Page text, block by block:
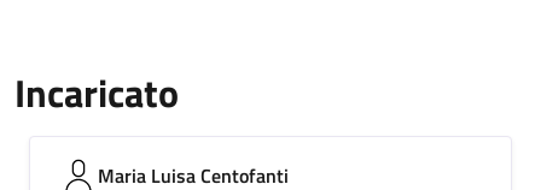
Incaricato
Maria Luisa Centofanti